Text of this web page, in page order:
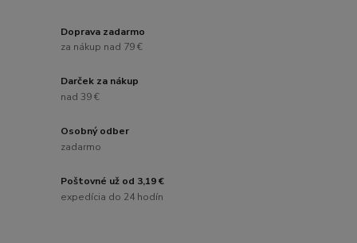
Doprava zadarmo
za nákup nad 79 €
Darček za nákup
nad 39 €
Osobný odber
zadarmo
Poštovné už od 3,19 €
expedícia do 24 hodín